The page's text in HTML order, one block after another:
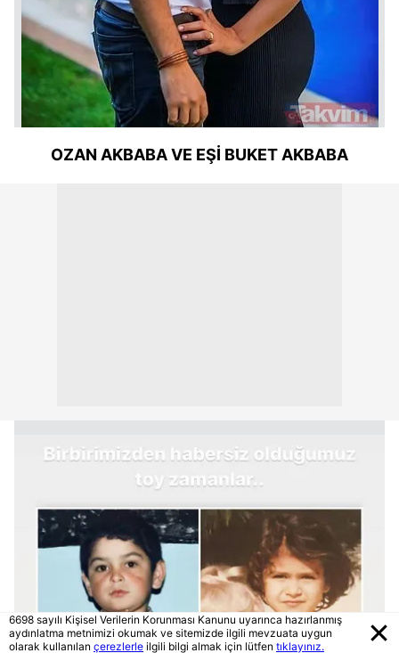
OZAN AKBABA VE EŞİ BUKET AKBABA
6698 sayılı Kişisel Verilerin Korunması Kanunu uyarınca hazırlanmış
aydınlatma metnimizi okumak ve sitemizde ilgili mevzuata uygun
olarak kullanılan çerezlerle ilgili bilgi almak için lütfen tıklayınız.